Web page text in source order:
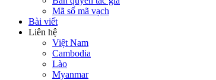
Mã số mã vạch
Bài viết
Liên hệ
Việt Nam
Cambodia
Lào
Myanmar